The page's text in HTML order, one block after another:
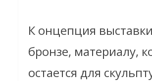
К онцепция
бронзе, материалу,
остается для